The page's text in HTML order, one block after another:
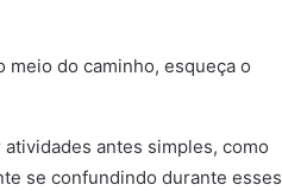
meio do caminho, esqueça o
antes simples, como
se confundindo durante esses